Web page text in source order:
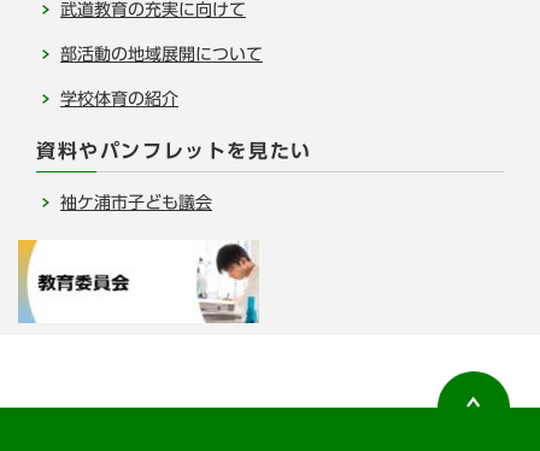
武道教育の充実に向けて
部活動の地域展開について
学校体育の紹介
資料やパンフレットを見たい
袖ケ浦市子ども議会